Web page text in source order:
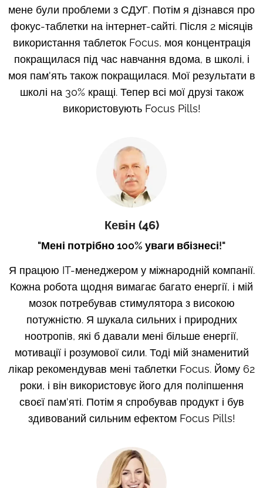
мене були проблеми з СДУГ. Потім я дізнався про
фокус-таблетки на інтернет-сайті. Після 2 місяців
використання таблеток Focus, моя концентрація
покращилася під час навчання вдома, в школі, і
моя пам'ять також покращилася. Мої результати в
школі на 30% кращі. Тепер всі мої друзі також
використовують Focus Pills!
Кевін (46)
"Мені потрібно 100% уваги вбізнесі!"
Я працюю IT-менеджером у міжнародній компанії.
Кожна робота щодня вимагає багато енергії, і мій
мозок потребував стимулятора з високою
потужністю. Я шукала сильних і природних
ноотропів, які б давали мені більше енергії,
мотивації і розумової сили. Тоді мій знаменитий
лікар рекомендував мені таблетки Focus. Йому 62
роки, і він використовує його для поліпшення
своєї пам'яті. Потім я спробував продукт і був
здивований сильним ефектом Focus Pills!